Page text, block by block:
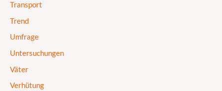
Transport
Trend
Umfrage
Untersuchungen
Väter
Verhütung